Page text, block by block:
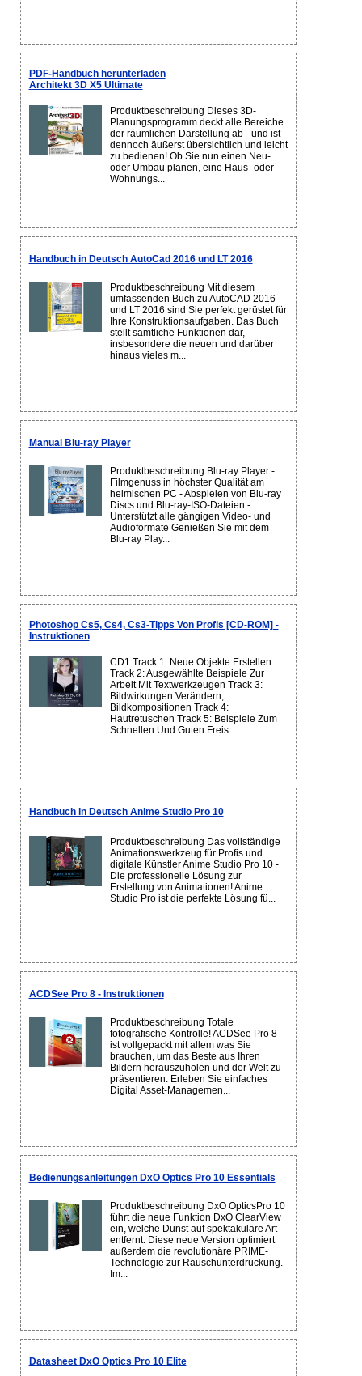
PDF-Handbuch herunterladen
Architekt 3D X5 Ultimate
Produktbeschreibung Dieses 3D-
Planungsprogramm deckt alle Bereiche
der räumlichen Darstellung ab - und ist
dennoch äußerst übersichtlich und leicht
zu bedienen! Ob Sie nun einen Neu-
oder Umbau planen, eine Haus- oder
Wohnungs...
Handbuch in Deutsch AutoCad 2016 und LT 2016
Produktbeschreibung Mit diesem
umfassenden Buch zu AutoCAD 2016
und LT 2016 sind Sie perfekt gerüstet für
Ihre Konstruktionsaufgaben. Das Buch
stellt sämtliche Funktionen dar,
insbesondere die neuen und darüber
hinaus vieles m...
Manual Blu-ray Player
Produktbeschreibung Blu-ray Player -
Filmgenuss in höchster Qualität am
heimischen PC - Abspielen von Blu-ray
Discs und Blu-ray-ISO-Dateien -
Unterstützt alle gängigen Video- und
Audioformate Genießen Sie mit dem
Blu-ray Play...
Photoshop Cs5, Cs4, Cs3-Tipps Von Profis [CD-ROM] -
Instruktionen
CD1 Track 1: Neue Objekte Erstellen
Track 2: Ausgewählte Beispiele Zur
Arbeit Mit Textwerkzeugen Track 3:
Bildwirkungen Verändern,
Bildkompositionen Track 4:
Hautretuschen Track 5: Beispiele Zum
Schnellen Und Guten Freis...
Handbuch in Deutsch Anime Studio Pro 10
Produktbeschreibung Das vollständige
Animationswerkzeug für Profis und
digitale Künstler Anime Studio Pro 10 -
Die professionelle Lösung zur
Erstellung von Animationen! Anime
Studio Pro ist die perfekte Lösung fü...
ACDSee Pro 8 - Instruktionen
Produktbeschreibung Totale
fotografische Kontrolle! ACDSee Pro 8
ist vollgepackt mit allem was Sie
brauchen, um das Beste aus Ihren
Bildern herauszuholen und der Welt zu
präsentieren. Erleben Sie einfaches
Digital Asset-Managemen...
Bedienungsanleitungen DxO Optics Pro 10 Essentials
Produktbeschreibung DxO OpticsPro 10
führt die neue Funktion DxO ClearView
ein, welche Dunst auf spektakuläre Art
entfernt. Diese neue Version optimiert
außerdem die revolutionäre PRIME-
Technologie zur Rauschunterdrückung.
Im...
Datasheet DxO Optics Pro 10 Elite